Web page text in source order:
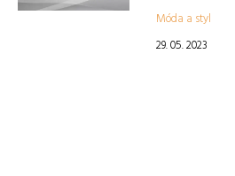
Móda a styl
29. 05. 2023